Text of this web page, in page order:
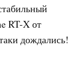
RT-X от
дождались!